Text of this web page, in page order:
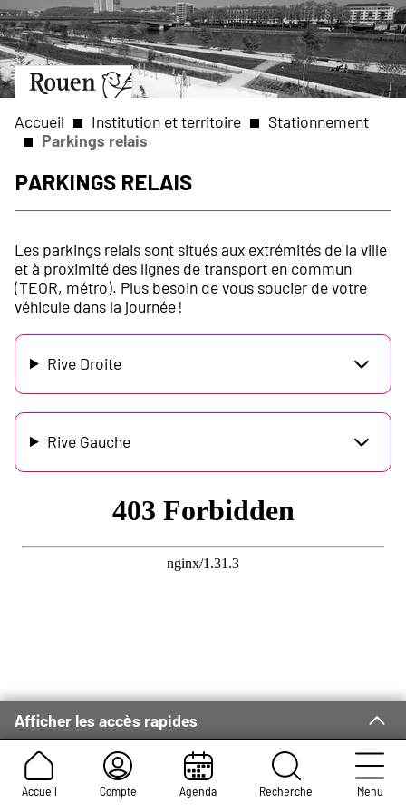
Aller
au
contenu
principal
Aller
à
la
page
d’accueil
Slide
1
of
1
Accueil Compte Agenda Recherche Menu
Fil
d'Ariane
Accueil Institution et territoire
Stationnement
Parkings relais
Parkings relais
Afficher les accès rapides
Les parkings relais sont situés aux extrémités de la ville
et à proximité des lignes de transport en commun
(TEOR, métro). Plus besoin de vous soucier de votre
véhicule dans la journée !
Rive Droite
Rive Gauche